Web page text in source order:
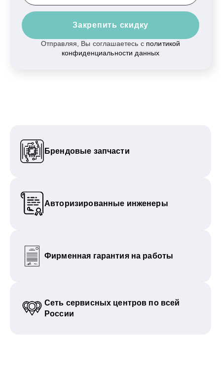
Закрепить скидку
Отправляя, Вы соглашаетесь с политикой
конфиденциальности данных
Брендовые запчасти
Авторизированные инженеры
Фирменная гарантия на работы
Сеть сервисных центров по всей
России